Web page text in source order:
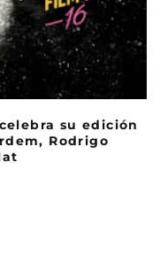
su edición
Rodrigo